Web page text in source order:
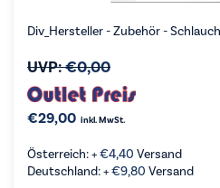
Div_Hersteller - Zubehör -
UVP:€0,00
€29,00 inkl. MwSt.
Österreich: +€4,40 Versand
Deutschland: +€9,80 Versand